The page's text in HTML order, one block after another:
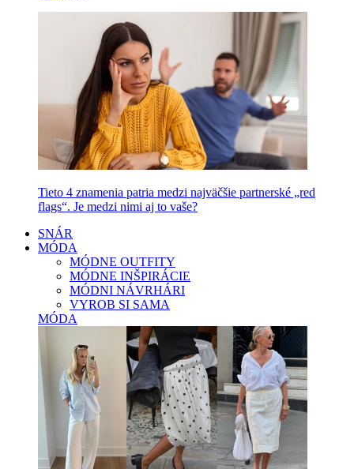
Tieto 4 znamenia patria medzi najväčšie partnerské „red
flags“. Je medzi nimi aj to vaše?
SNÁR
MÓDA
MÓDNE OUTFITY
MÓDNE INŠPIRÁCIE
MÓDNI NÁVRHÁRI
VYROB SI SAMA
MÓDA